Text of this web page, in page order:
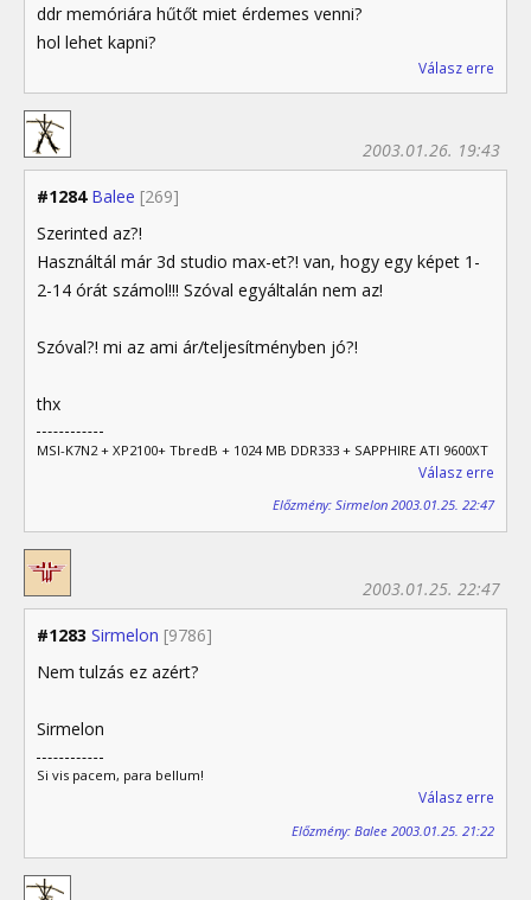
ddr memóriára hűtőt miet érdemes venni?
hol lehet kapni?
Válasz erre
#1284 Balee [269]
2003.01.26. 19:43
Szerinted az?!
Használtál már 3d studio max-et?! van, hogy egy képet 1-
2-14 órát számol!!! Szóval egyáltalán nem az!
Szóval?! mi az ami ár/teljesítményben jó?!
thx
MSI-K7N2 + XP2100+ TbredB + 1024 MB DDR333 + SAPPHIRE ATI 9600XT
Válasz erre
Előzmény: Sirmelon 2003.01.25. 22:47
#1283 Sirmelon [9786]
2003.01.25. 22:47
Nem tulzás ez azért?
Sirmelon
Si vis pacem, para bellum!
Válasz erre
Előzmény: Balee 2003.01.25. 21:22